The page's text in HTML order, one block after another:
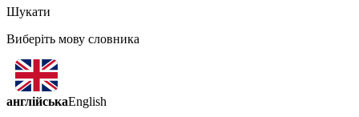
Шукати
Виберіть мову словника
англійськаEnglish